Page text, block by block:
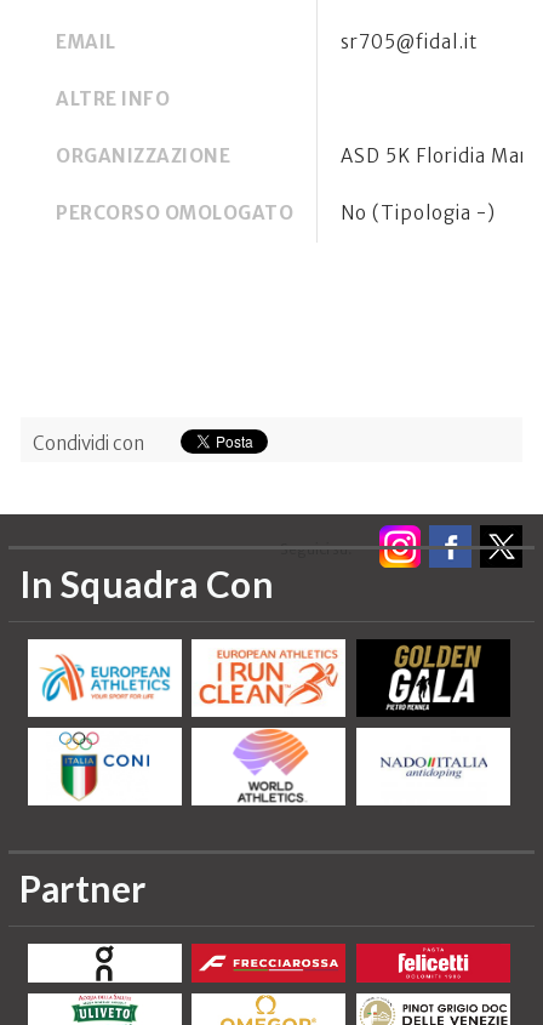
EMAIL sr705@fidal.it
ALTRE INFO
ORGANIZZAZIONE ASD 5K Floridia
PERCORSO OMOLOGATO No (Tipologia -)
Condividi con
Seguici su:
In Squadra Con
Partner